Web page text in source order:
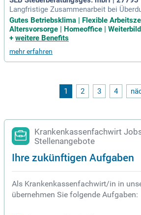
Langfristige Zusammenarbeit bei
stungsorientierter wie fairer Vergütung
rlaub im Jahr; Flexible
100%); Gesundheitsfürsorge und
Gutes Betriebsklima | Flexible
Altersvorsorge | Homeoffice |
+ weitere Benefits
mehr erfahren
1 2 3 4
Krankenkassenfachwirt
Stellenangebote
Ihre zukünftigen Aufgaben
Als Krankenkassenfachwirt/in in
übernehmen Sie folgende Aufgaben: